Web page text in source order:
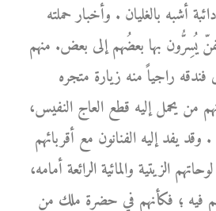
أشبه بالغليان . وأخبار حملته
يُسِرُّون بها بعضُهم إلى بعض. منهم
راجياً منه زيارة متجره
من يحمل إليه قطع العاج النفيس،
وقد يفد إليه الفنانون مع أقربائهم
الزيتية والمائية الرائعة أمامه،
فيه ؛ فكأنهم في حضرة ملك من